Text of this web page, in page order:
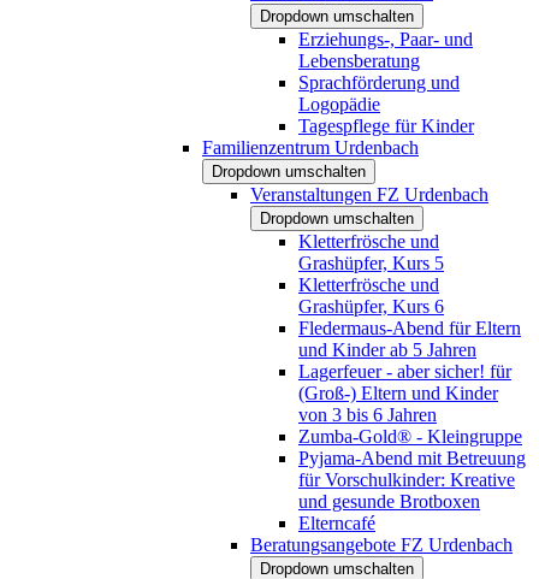
Dropdown umschalten
Erziehungs-, Paar- und
Lebensberatung
Sprachförderung und
Logopädie
Tagespflege für Kinder
Familienzentrum Urdenbach
Dropdown umschalten
Veranstaltungen FZ Urdenbach
Dropdown umschalten
Kletterfrösche und
Grashüpfer, Kurs 5
Kletterfrösche und
Grashüpfer, Kurs 6
Fledermaus-Abend für Eltern
und Kinder ab 5 Jahren
Lagerfeuer - aber sicher! für
(Groß-) Eltern und Kinder
von 3 bis 6 Jahren
Zumba-Gold® - Kleingruppe
Pyjama-Abend mit Betreuung
für Vorschulkinder: Kreative
und gesunde Brotboxen
Elterncafé
Beratungsangebote FZ Urdenbach
Dropdown umschalten